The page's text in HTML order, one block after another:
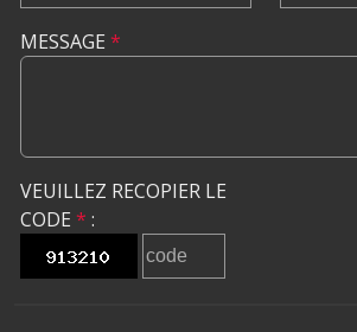
MESSAGE *
VEUILLEZ RECOPIER LE
CODE * :